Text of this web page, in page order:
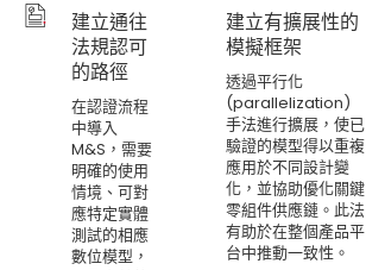
建立通往
法規認可
的路徑
在認證流程
中導入
M&S，需要
明確的使用
情境、可對
應特定實體
測試的相應
數位模型，
建立有擴展性的
模擬框架
透過平行化
(parallelization)
手法進行擴展，使已
驗證的模型得以重複
應用於不同設計變
化，並協助優化關鍵
零組件供應鏈。此法
有助於在整個產品平
台中推動一致性。